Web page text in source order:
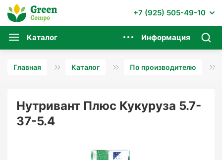
+7 (925) 505-49-10
Каталог Информация
Главная Каталог По производителю
Нутривант Плюс Кукуруза 5.7-
37-5.4